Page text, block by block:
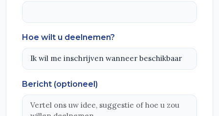
Hoe wilt u deelnemen?
Bericht (optioneel)